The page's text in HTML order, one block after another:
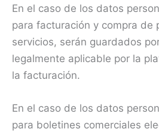
En el caso de los datos
para facturación y compra de
servicios, serán guardados
legalmente aplicable por la
la facturación.
En el caso de los datos
para boletines comerciales